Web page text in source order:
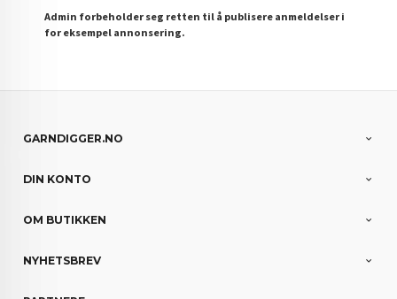
Admin forbeholder seg retten til å publisere anmeldelser i
for eksempel annonsering.
GARNDIGGER.NO
DIN KONTO
OM BUTIKKEN
NYHETSBREV